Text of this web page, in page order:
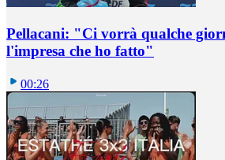
Pellacani: "Ci vorrà qualche
l'impresa che ho fatto"
00:26